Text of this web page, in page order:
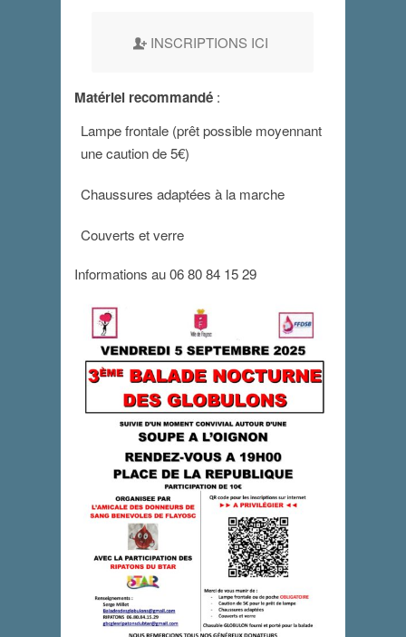
INSCRIPTIONS ICI
Matériel recommandé :
Lampe frontale (prêt possible moyennant
une caution de 5€)
Chaussures adaptées à la marche
Couverts et verre
Informations au 06 80 84 15 29